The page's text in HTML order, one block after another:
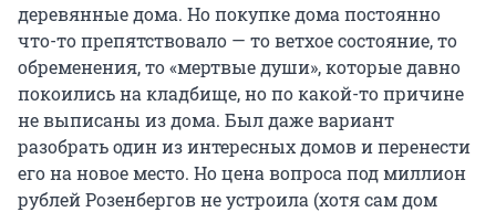
деревянные дома. Но покупке дома постоянно
что-то препятствовало — то ветхое состояние, то
обременения, то «мертвые души», которые давно
покоились на кладбище, но по какой-то причине
не выписаны из дома. Был даже вариант
разобрать один из интересных домов и перенести
его на новое место. Но цена вопроса под миллион
рублей Розенбергов не устроила (хотя сам дом